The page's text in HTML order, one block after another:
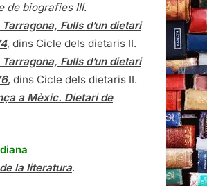
de biografies III.
Fulls d’un dietari
, dins Cicle dels dietaris II.
Fulls d’un dietari
, dins Cicle dels dietaris II.
a Mèxic. Dietari de
la literatura.